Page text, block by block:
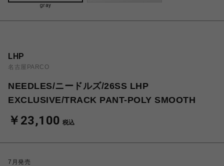
gray
LHP
名古屋PARCO
NEEDLES/ニードルズ/26SS LHP
EXCLUSIVE/TRACK PANT-POLY SMOOTH
￥23,100 税込
7月発売